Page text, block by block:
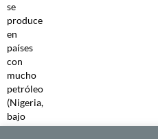
se
produce
en
países
con
mucho
petróleo
(Nigeria,
bajo